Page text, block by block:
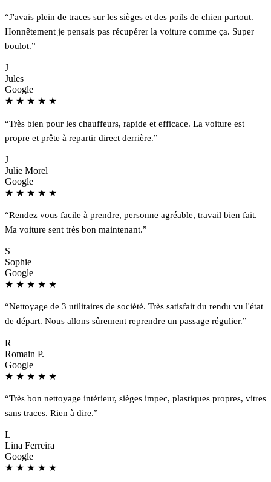
“J'avais plein de traces sur les sièges et des poils de chien partout.
Honnêtement je pensais pas récupérer la voiture comme ça. Super
boulot.”
J
Jules
Google
★ ★ ★ ★ ★
“Très bien pour les chauffeurs, rapide et efficace. La voiture est
propre et prête à repartir direct derrière.”
J
Julie Morel
Google
★ ★ ★ ★ ★
“Rendez vous facile à prendre, personne agréable, travail bien fait.
Ma voiture sent très bon maintenant.”
S
Sophie
Google
★ ★ ★ ★ ★
“Nettoyage de 3 utilitaires de société. Très satisfait du rendu vu l'état
de départ. Nous allons sûrement reprendre un passage régulier.”
R
Romain P.
Google
★ ★ ★ ★ ★
“Très bon nettoyage intérieur, sièges impec, plastiques propres, vitres
sans traces. Rien à dire.”
L
Lina Ferreira
Google
★ ★ ★ ★ ★